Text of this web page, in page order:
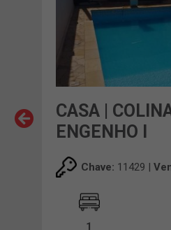
CASA |
ENGENHO I
Chave: 11429 |
1